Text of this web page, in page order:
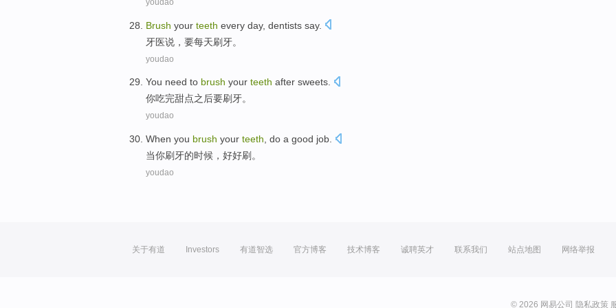
Brush your teeth every day, dentists say.
牙医说 ，要每天刷牙。
youdao
You need to brush your teeth after sweets.
你吃完甜点之后要刷牙。
youdao
When you brush your teeth do a good job.
当你刷牙的时候， 好好刷。
youdao
关于有道 Investors 有道智选 官方博客 技术博客 诚聘英才 联系我们 站点地图 网络举报
© 2026 网易公司 隐私政策